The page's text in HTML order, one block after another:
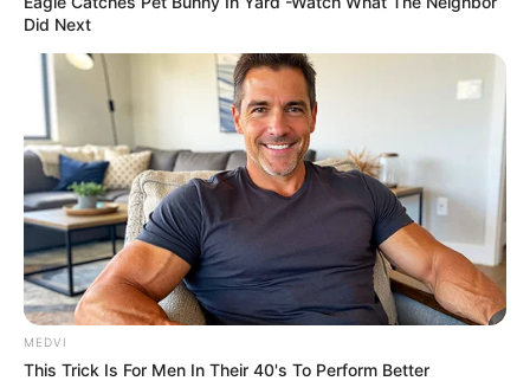
Why this ordinary drink is the secret to feeling your
best every day
CTA FAVORITE
Did Next
MEDVI
This Trick Is For Men In Their 40's To Perform Better